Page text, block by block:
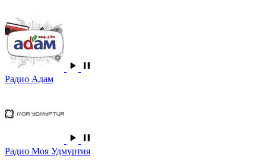
Радио Адам
Радио Моя Удмуртия